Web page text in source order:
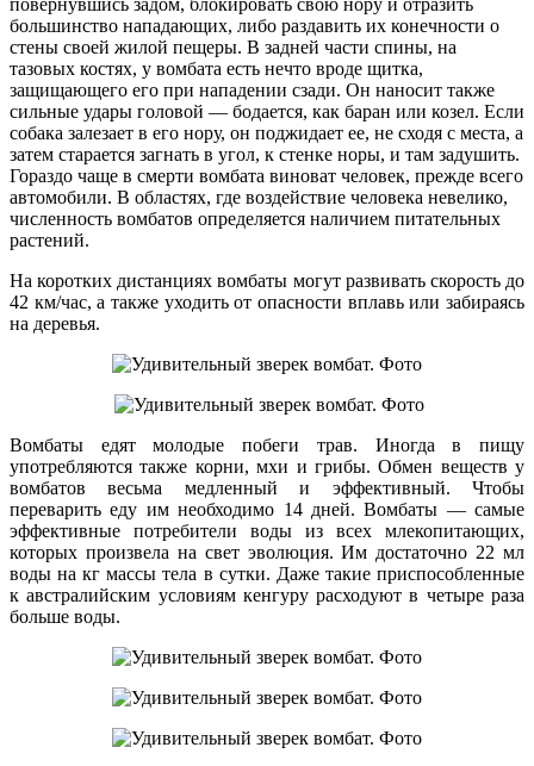
большинство нападающих, либо раздавить их конечности о
стены своей жилой пещеры. В задней части спины, на
тазовых костях, у вомбата есть нечто вроде щитка,
защищающего его при нападении сзади. Он наносит также
сильные удары головой — бодается, как баран или козел. Если
собака залезает в его нору, он поджидает ее, не сходя с места, а
затем старается загнать в угол, к стенке норы, и там задушить.
Гораздо чаще в смерти вомбата виноват человек, прежде всего
автомобили. В областях, где воздействие человека невелико,
численность вомбатов определяется наличием питательных
растений.
На коротких дистанциях вомбаты могут развивать скорость до
42 км/час, а также уходить от опасности вплавь или забираясь
на деревья.
Вомбаты едят молодые побеги трав. Иногда в пищу
употребляются также корни, мхи и грибы. Обмен веществ у
вомбатов весьма медленный и эффективный. Чтобы
переварить еду им необходимо 14 дней. Вомбаты — самые
эффективные потребители воды из всех млекопитающих,
которых произвела на свет эволюция. Им достаточно 22 мл
воды на кг массы тела в сутки. Даже такие приспособленные
к австралийским условиям кенгуру расходуют в четыре раза
больше воды.